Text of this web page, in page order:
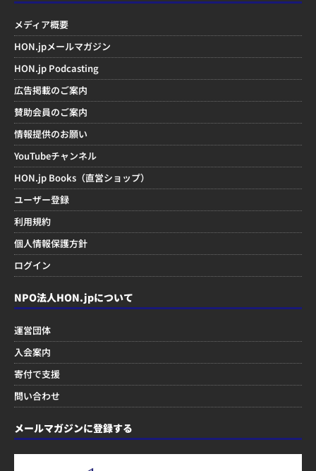
メディア概要
HON.jpメールマガジン
HON.jp Podcasting
広告掲載のご案内
賛助会員のご案内
情報提供のお願い
YouTubeチャンネル
HON.jp Books（直営ショップ）
ユーザー登録
利用規約
個人情報保護方針
ログイン
NPO法人HON.jpについて
運営団体
入会案内
寄付で支援
問い合わせ
メールマガジンに登録する